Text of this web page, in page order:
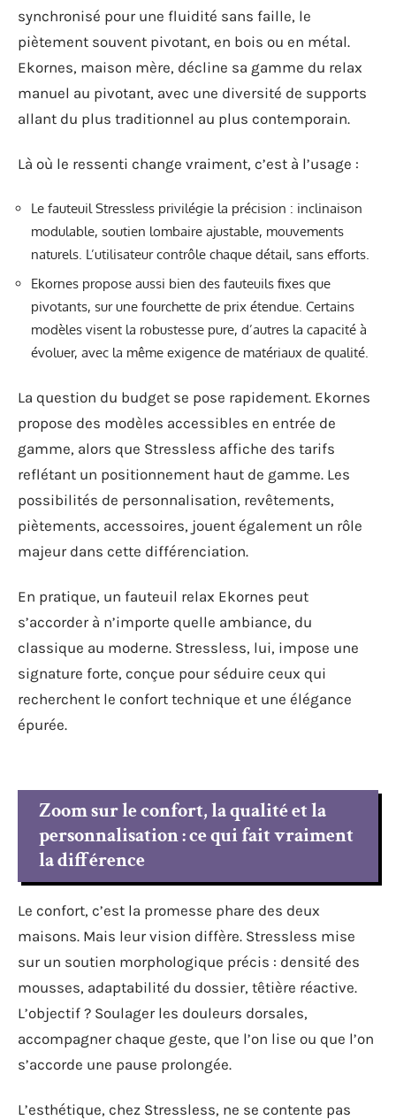
synchronisé pour une fluidité sans faille, le
piètement souvent pivotant, en bois ou en métal.
Ekornes, maison mère, décline sa gamme du relax
manuel au pivotant, avec une diversité de supports
allant du plus traditionnel au plus contemporain.
Là où le ressenti change vraiment, c’est à l’usage :
Le fauteuil Stressless privilégie la précision : inclinaison
modulable, soutien lombaire ajustable, mouvements
naturels. L’utilisateur contrôle chaque détail, sans efforts.
Ekornes propose aussi bien des fauteuils fixes que
pivotants, sur une fourchette de prix étendue. Certains
modèles visent la robustesse pure, d’autres la capacité à
évoluer, avec la même exigence de matériaux de qualité.
La question du budget se pose rapidement. Ekornes
propose des modèles accessibles en entrée de
gamme, alors que Stressless affiche des tarifs
reflétant un positionnement haut de gamme. Les
possibilités de personnalisation, revêtements,
piètements, accessoires, jouent également un rôle
majeur dans cette différenciation.
En pratique, un fauteuil relax Ekornes peut
s’accorder à n’importe quelle ambiance, du
classique au moderne. Stressless, lui, impose une
signature forte, conçue pour séduire ceux qui
recherchent le confort technique et une élégance
épurée.
Zoom sur le confort, la qualité et la
personnalisation : ce qui fait vraiment
la différence
Le confort, c’est la promesse phare des deux
maisons. Mais leur vision diffère. Stressless mise
sur un soutien morphologique précis : densité des
mousses, adaptabilité du dossier, têtière réactive.
L’objectif ? Soulager les douleurs dorsales,
accompagner chaque geste, que l’on lise ou que l’on
s’accorde une pause prolongée.
L’esthétique, chez Stressless, ne se contente pas